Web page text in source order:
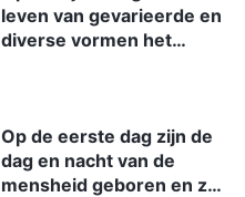
leven van gevarieerde en
diverse vormen het
Op de eerste dag zijn de
dag en nacht van de
mensheid geboren en ze